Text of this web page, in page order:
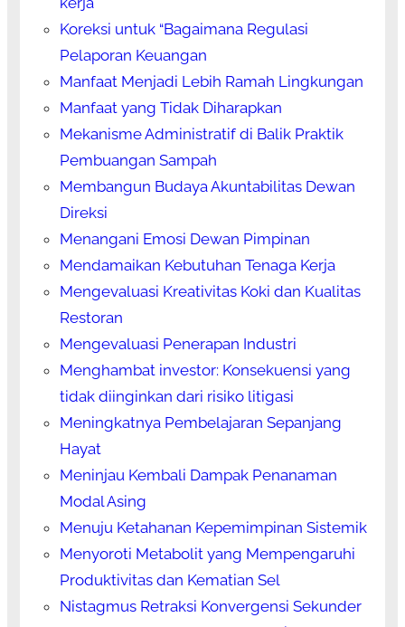
Koreksi untuk “Bagaimana Regulasi
Pelaporan Keuangan
Manfaat Menjadi Lebih Ramah Lingkungan
Manfaat yang Tidak Diharapkan
Mekanisme Administratif di Balik Praktik
Pembuangan Sampah
Membangun Budaya Akuntabilitas Dewan
Direksi
Menangani Emosi Dewan Pimpinan
Mendamaikan Kebutuhan Tenaga Kerja
Mengevaluasi Kreativitas Koki dan Kualitas
Restoran
Mengevaluasi Penerapan Industri
Menghambat investor: Konsekuensi yang
tidak diinginkan dari risiko litigasi
Meningkatnya Pembelajaran Sepanjang
Hayat
Meninjau Kembali Dampak Penanaman
Modal Asing
Menuju Ketahanan Kepemimpinan Sistemik
Menyoroti Metabolit yang Mempengaruhi
Produktivitas dan Kematian Sel
Nistagmus Retraksi Konvergensi Sekunder